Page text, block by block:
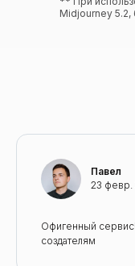
Midjourney 5.2,
Павел
23 февр.
Офигенный
создателям